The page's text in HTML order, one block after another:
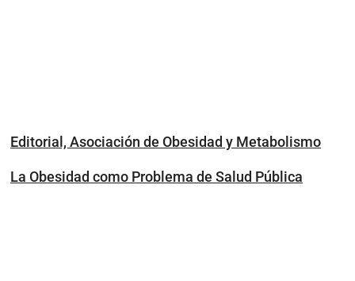
Editorial, Asociación de Obesidad y Metabolismo
La Obesidad como Problema de Salud Pública